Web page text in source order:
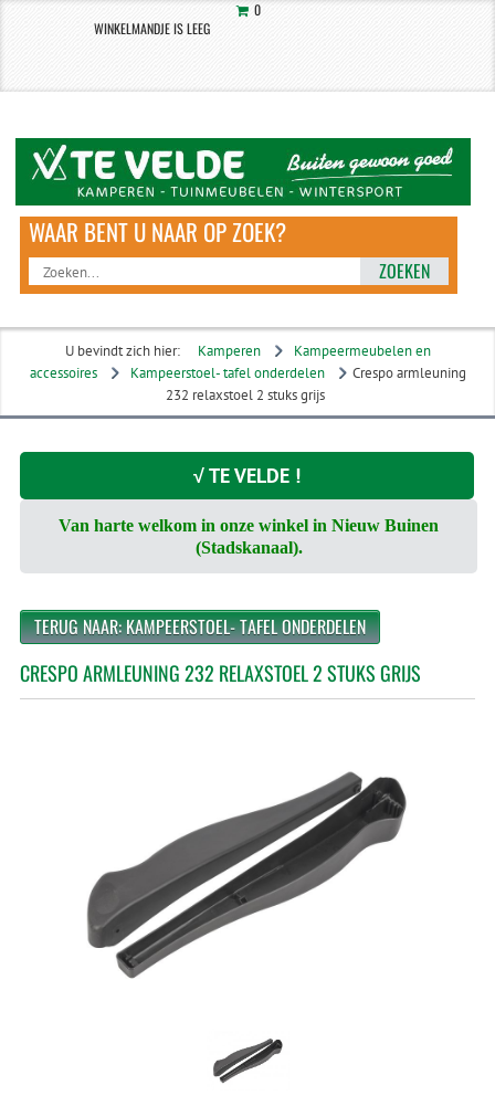
0
WINKELMANDJE IS LEEG
ZOEKEN
U bevindt zich hier: Kamperen
Kampeermeubelen en
accessoires
Kampeerstoel- tafel onderdelen
Crespo armleuning
232 relaxstoel 2 stuks grijs
√ TE VELDE !
Van harte welkom in onze winkel in Nieuw Buinen
(Stadskanaal).
TERUG NAAR: KAMPEERSTOEL- TAFEL ONDERDELEN
CRESPO ARMLEUNING 232 RELAXSTOEL 2 STUKS GRIJS